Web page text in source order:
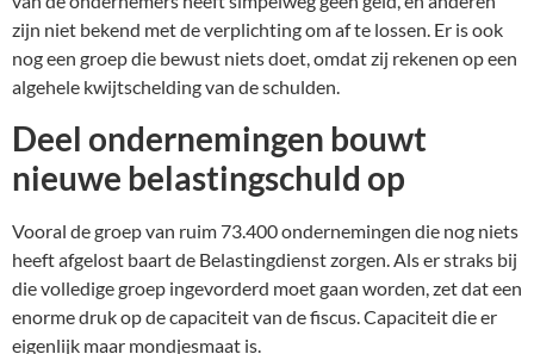
zijn niet bekend met de verplichting om af te lossen. Er is ook
nog een groep die bewust niets doet, omdat zij rekenen op een
algehele kwijtschelding van de schulden.
Deel ondernemingen bouwt
nieuwe belastingschuld op
Vooral de groep van ruim 73.400 ondernemingen die nog niets
heeft afgelost baart de Belastingdienst zorgen. Als er straks bij
die volledige groep ingevorderd moet gaan worden, zet dat een
enorme druk op de capaciteit van de fiscus. Capaciteit die er
eigenlijk maar mondjesmaat is.